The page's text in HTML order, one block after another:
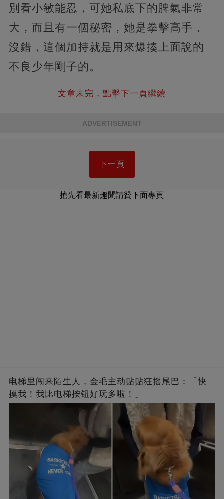
別看小敏能忍，可她私底下的脾氣非常
大，而且有一個秘密，她是拳擊高手，
沒錯，這個加持就是用來爆揍上面說的
不良少年剛子的。
文章未完，點擊下一頁繼續
ADVERTISEMENT
下一頁
搶先看最新趣聞請贊下面專頁
电梯里闯来陌生人，金毛主动贴贴狂摇尾巴：「快
摸我！我比电梯按钮好玩多啦！」